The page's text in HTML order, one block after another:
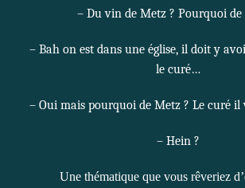
– Du vin de Metz ? Pourquoi de
– Bah on est dans une église, il doit y
le curé…
– Oui mais pourquoi de Metz ? Le curé il
– Hein ?
Une thématique que vous rêveriez